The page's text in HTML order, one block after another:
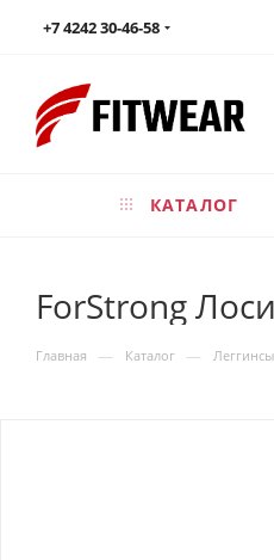
+7 4242 30-46-58
КАТАЛОГ
ForStrong
Главная — Каталог — Леггинсы